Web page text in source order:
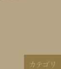
カテゴリ